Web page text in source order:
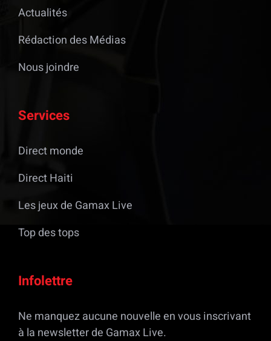
Actualités
Rédaction des Médias
Nous joindre
Services
Direct monde
Direct Haiti
Les jeux de Gamax Live
Top des tops
Infolettre
Ne manquez aucune nouvelle en vous inscrivant
à la newsletter de Gamax Live.